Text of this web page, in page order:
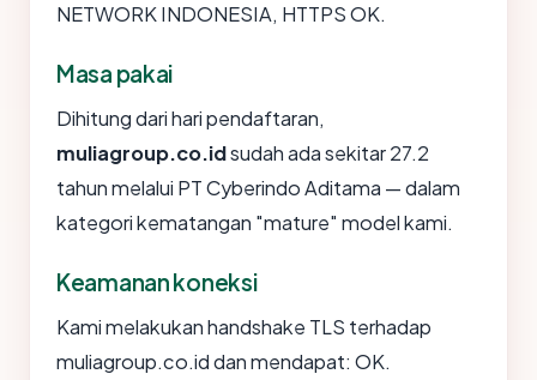
NETWORK INDONESIA, HTTPS OK.
Masa pakai
Dihitung dari hari pendaftaran,
muliagroup.co.idsudah ada sekitar 27.2
tahun melalui PT Cyberindo Aditama — dalam
kategori kematangan "mature" model kami.
Keamanan koneksi
Kami melakukan handshake TLS terhadap
muliagroup.co.id dan mendapat: OK.